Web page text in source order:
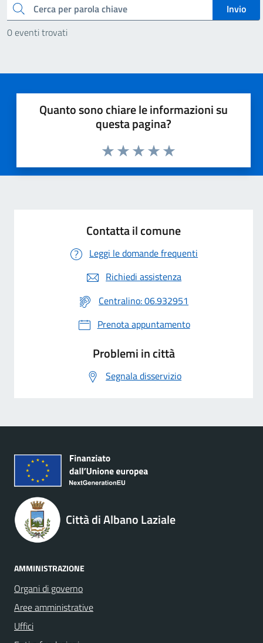
Cerca
Invio
0 eventi trovati
Quanto sono chiare le informazioni su
questa pagina?
Valuta 5 stelle su 5
Valuta 4 stelle su 5
Valuta 3 stelle su 5
Valuta 2 stelle su 5
Valuta 1 stelle su 5
Contatta il comune
Leggi le domande frequenti
Richiedi assistenza
Centralino: 06.932951
Prenota appuntamento
Problemi in città
Segnala disservizio
Città di Albano Laziale
AMMINISTRAZIONE
Organi di governo
Aree amministrative
Uffici